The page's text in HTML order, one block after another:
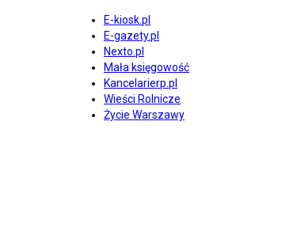
E-kiosk.pl
E-gazety.pl
Nexto.pl
Mała księgowość
Kancelarierp.pl
Wieści Rolnicze
Życie Warszawy